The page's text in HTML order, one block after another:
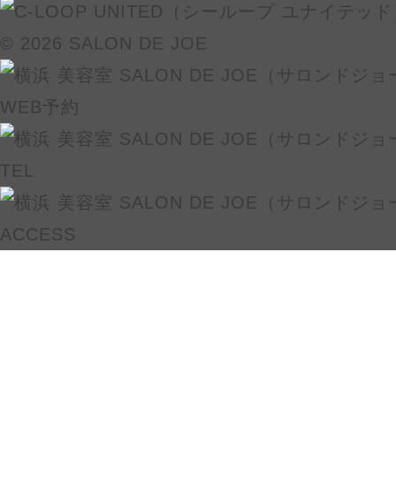
© 2026 SALON DE JOE
WEB予約
TEL
ACCESS